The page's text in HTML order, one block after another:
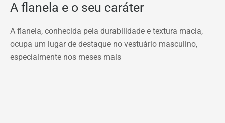
A flanela e o seu caráter
A flanela, conhecida pela durabilidade e textura macia,
ocupa um lugar de destaque no vestuário masculino,
especialmente nos meses mais